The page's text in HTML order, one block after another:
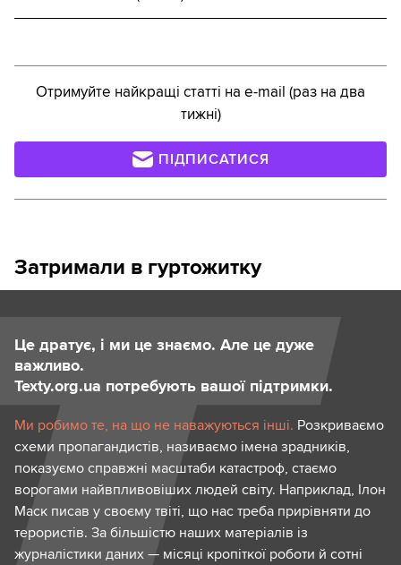
Отримуйте найкращі статті на e-mail (раз на два
тижні)
ПІДПИСАТИСЯ
Затримали в гуртожитку
Це дратує, і ми це знаємо. Але це дуже
важливо.
Texty.org.ua потребують вашої підтримки.
Ми робимо те, на що не наважуються інші. Розкриваємо
схеми пропагандистів, називаємо імена зрадників,
показуємо справжні масштаби катастроф, стаємо
ворогами найвпливовіших людей світу. Наприклад, Ілон
Маск писав у своєму твіті, що нас треба прирівняти до
терористів. За більшістю наших матеріалів із
журналістики даних — місяці кропіткої роботи й сотні